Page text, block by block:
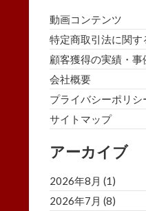
動画コンテンツ
特定商取引法に関す
顧客獲得の実績・事
会社概要
プライバシーポリシ
サイトマップ
アーカイブ
2026年8月 (1)
2026年7月 (8)